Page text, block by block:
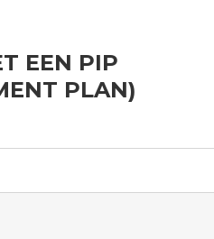
zoekt Aangeboden Gevraagd
EEN PIP
PLAN)